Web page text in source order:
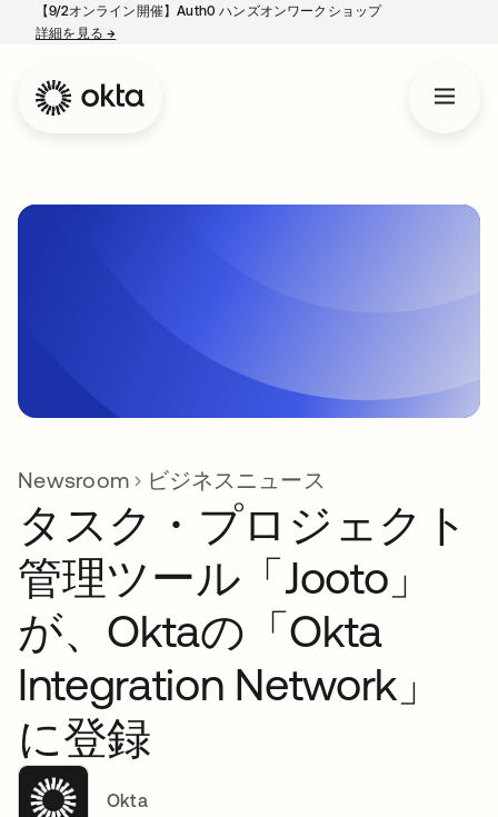
【9/2オンライン開催】Auth0 ハンズオンワークショップ
詳細を見る→
Newsroom ビジネスニュース
タスク・プロジェクト
管理ツール「Jooto」
が、Oktaの「Okta
Integration Network」
に登録
Okta